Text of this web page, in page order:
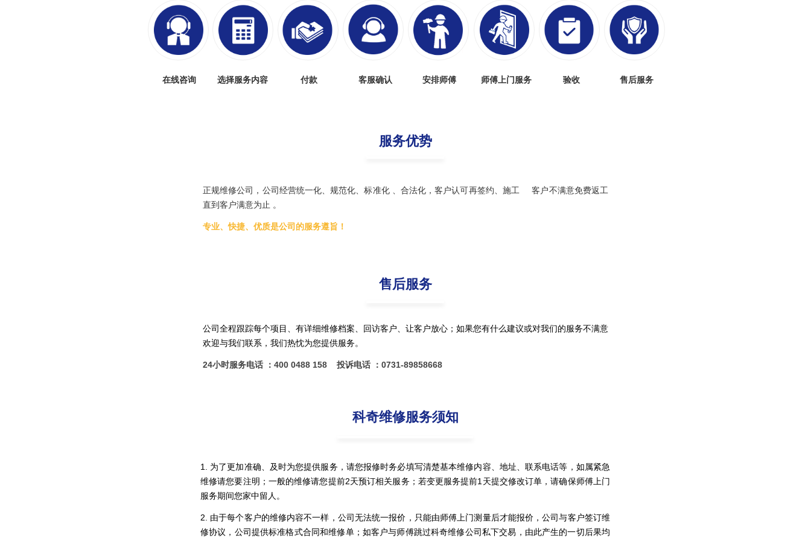
在线咨询 选择服务内容 客服确认 安排师傅
付款 师傅上门服务 验收 售后服务
正规维修公司，公司经营统一化、规范化、标准化 、合法化，客户认可再签约、施工 客户不满意免费返工
直到客户满意为止 。
专业、快捷、优质是公司的服务遵旨！
服务优势
公司全程跟踪每个项目、有详细维修档案、回访客户、让客户放心；如果您有什么建议或对我们的服务不满意
欢迎与我们联系，我们热忱为您提供服务。
24小时服务电话 ：400 0488 158 投诉电话 ：0731-89858668
售后服务
1. 为了更加准确、及时为您提供服务，请您报修时务必填写清楚基本维修内容、地址、联系电话等，如属紧急
维修请您要注明；一般的维修请您提前2天预订相关服务；若变更服务提前1天提交修改订单，请确保师傅上门
服务期间您家中留人。
2. 由于每个客户的维修内容不一样，公司无法统一报价，只能由师傅上门测量后才能报价，公司与客户签订维
修协议，公司提供标准格式合同和维修单；如客户与师傅跳过科奇维修公司私下交易，由此产生的一切后果均
科奇维修服务须知